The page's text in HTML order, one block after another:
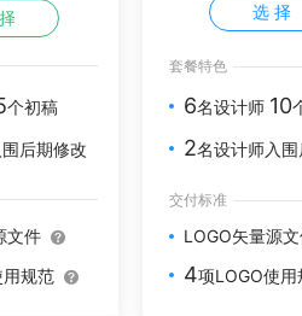
个初稿
后期修改
文件
规范
选 择
套餐特色
6名设计师 10
2名设计师入
交付标准
LOGO矢量源
4项LOGO使用